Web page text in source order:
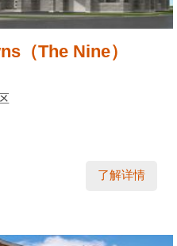
（The Nine）
了解详情